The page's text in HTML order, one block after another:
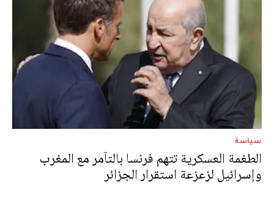
سياسة
الطغمة العسكرية تتهم فرنسا بالتآمر مع المغرب
وإسرائيل لزعزعة استقرار الجزائر